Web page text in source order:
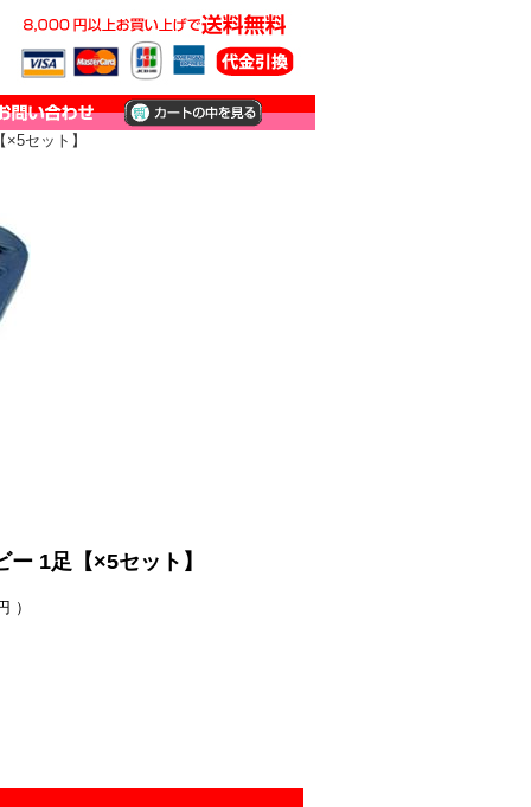
セット】
1足【×5セット】
）